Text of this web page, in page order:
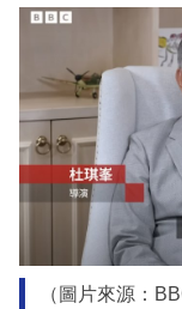
（圖片來源：